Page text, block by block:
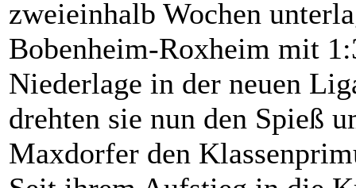
zweieinhalb Wochen
Bobenheim-Roxheim mit
Niederlage in der neuen
drehten sie nun den Spieß
Maxdorfer den